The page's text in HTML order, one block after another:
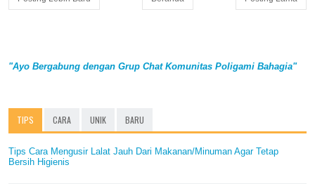
"Ayo Bergabung dengan Grup Chat Komunitas Poligami Bahagia"
TIPS CARA UNIK BARU
Tips Cara Mengusir Lalat Jauh Dari Makanan/Minuman Agar Tetap
Bersih Higienis